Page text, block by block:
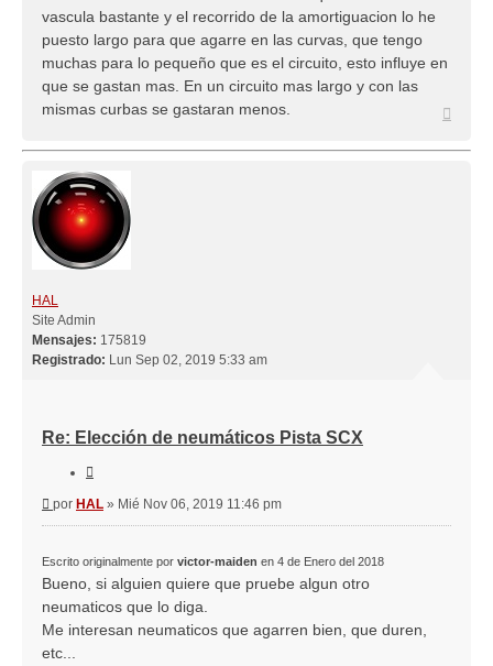
vascula bastante y el recorrido de la amortiguacion lo he
puesto largo para que agarre en las curvas, que tengo
muchas para lo pequeño que es el circuito, esto influye en
que se gastan mas. En un circuito mas largo y con las
mismas curbas se gastaran menos.
HAL
Site Admin
Mensajes: 175819
Registrado: Lun Sep 02, 2019 5:33 am
Re: Elección de neumáticos Pista SCX
Mensaje
por HAL » Mié Nov 06, 2019 11:46 pm
Escrito originalmente por victor-maiden en 4 de Enero del 2018
Bueno, si alguien quiere que pruebe algun otro
neumaticos que lo diga.
Me interesan neumaticos que agarren bien, que duren,
etc...